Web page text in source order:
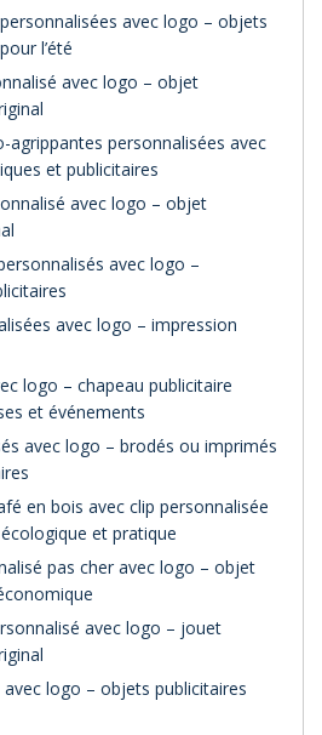
avec logo – objets
l’été
avec logo – objet
agrippantes personnalisées avec
et publicitaires
avec logo – objet
avec logo –
avec logo – impression
logo – chapeau publicitaire
et événements
avec logo – brodés ou imprimés
en bois avec clip personnalisée
et pratique
pas cher avec logo – objet
avec logo – jouet
logo – objets publicitaires